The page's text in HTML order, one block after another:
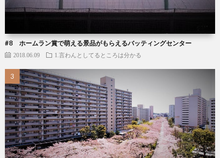
#8 ホームラン賞で萌える景品がもらえるバッティングセンター
2018.06.09 1.言わんとしてるところは分かる